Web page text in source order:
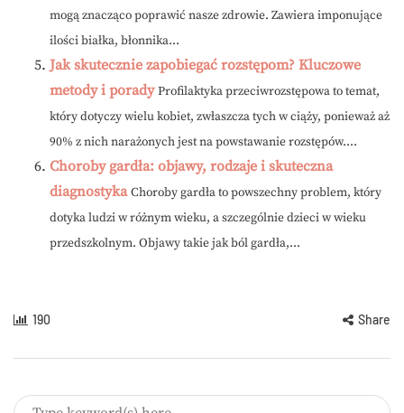
mogą znacząco poprawić nasze zdrowie. Zawiera imponujące
ilości białka, błonnika...
Jak skutecznie zapobiegać rozstępom? Kluczowe
metody i porady Profilaktyka przeciwrozstępowa to temat,
który dotyczy wielu kobiet, zwłaszcza tych w ciąży, ponieważ aż
90% z nich narażonych jest na powstawanie rozstępów....
Choroby gardła: objawy, rodzaje i skuteczna
diagnostyka Choroby gardła to powszechny problem, który
dotyka ludzi w różnym wieku, a szczególnie dzieci w wieku
przedszkolnym. Objawy takie jak ból gardła,...
190 Share